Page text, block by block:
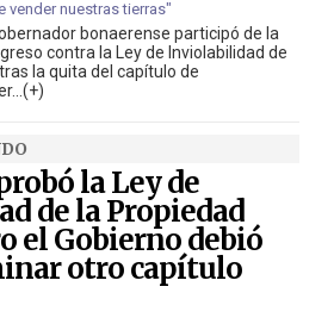
bonaerense participó de la
contra la Ley de Inviolabilidad de
la quita del capítulo de
la Ley de
de la Propiedad
el Gobierno debió
otro capítulo